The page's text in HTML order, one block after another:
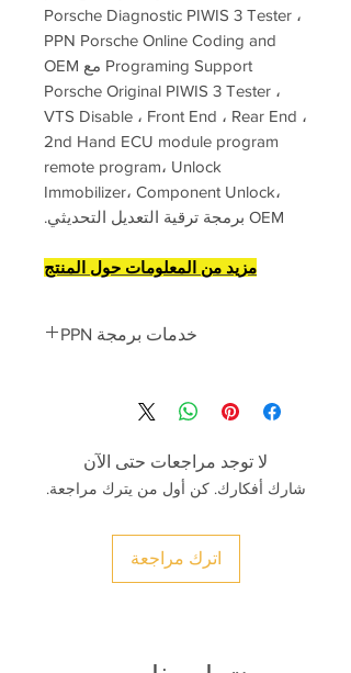
Porsche Diagnostic PIWIS 3 Tester ،
PPN Porsche Online Coding and
Programing Support مع OEM
Porsche Original PIWIS 3 Tester ،
VTS Disable ، Front End ، Rear End ،
2nd Hand ECU module program
remote program، Unlock
Immobilizer، Component Unlock،
OEM برمجة ترقية التعديل التحديثي.
مزيد من المعلومات حول المنتج
خدمات برمجة PPN
-2nd اليد المستخدمة وحدة التحكم
-الإرسال ، برمجة وحدة PDK
حسب VIN)
-تحديث برنامج حملة بورش تايكان
-بوابة وحدة البرمجة عبر الإنترنت
لا توجد مراجعات حتى الآن
شارك أفكارك. كن أول من يترك مراجعة.
اترك مراجعة